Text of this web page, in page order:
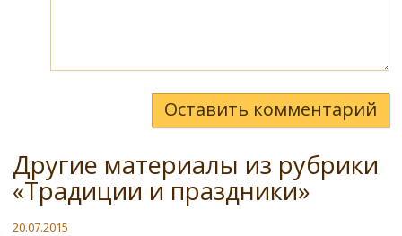
Оставить комментарий
Другие материалы из рубрики
«Традиции и праздники»
20.07.2015